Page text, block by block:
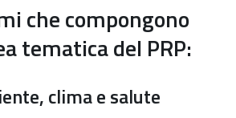
che compongono
tematica del PRP:
clima e salute